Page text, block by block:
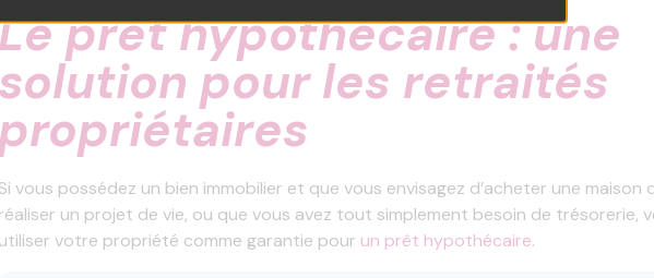
prêt hypothécaire : une
pour les retraités
vous possédez un bien immobilier et que vous envisagez d’acheter une maison
un projet de vie, ou que vous avez tout simplement besoin de trésorerie,
votre propriété comme garantie pour un prêt hypothécaire.